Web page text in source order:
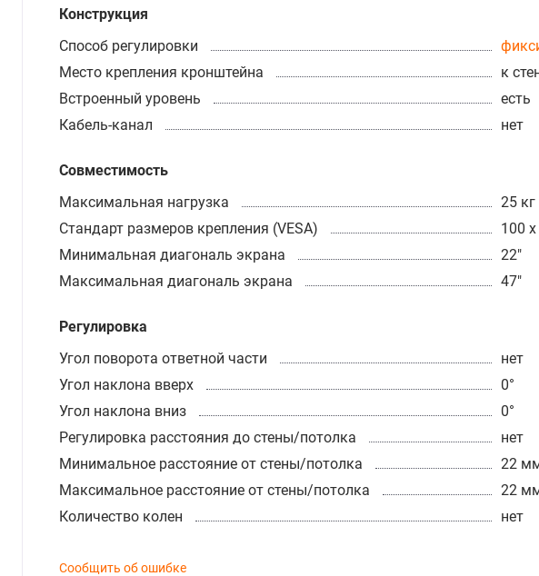
Конструкция
Способ регулировки
Место крепления кронштейна
к
Встроенный уровень
есть
Кабель-канал
нет
Совместимость
Максимальная нагрузка
25 кг
Стандарт размеров крепления (VESA)
100
Минимальная диагональ экрана
22"
Максимальная диагональ экрана
47"
Регулировка
Угол поворота ответной части
нет
Угол наклона вверх
0°
Угол наклона вниз
0°
Регулировка расстояния до стены/потолка
нет
Минимальное расстояние от стены/потолка
22
Максимальное расстояние от стены/потолка
22
Количество колен
нет
Сообщить об ошибке